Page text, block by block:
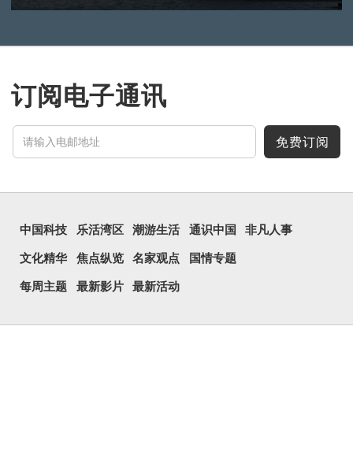
订阅电子通讯
免费订阅
中国科技 乐活湾区 潮游生活 通识中国 非凡人事
文化精华 焦点纵览 名家观点 国情专题
每周主题 最新影片 最新活动